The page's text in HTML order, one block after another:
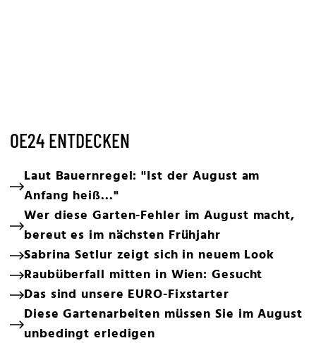
OE24 ENTDECKEN
Laut Bauernregel: "Ist der August am
Anfang heiß..."
Wer diese Garten-Fehler im August macht,
bereut es im nächsten Frühjahr
Sabrina Setlur zeigt sich in neuem Look
Raubüberfall mitten in Wien: Gesucht
Das sind unsere EURO-Fixstarter
Diese Gartenarbeiten müssen Sie im August
unbedingt erledigen